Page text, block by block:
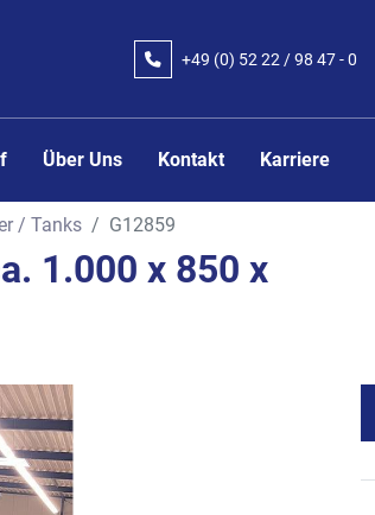
+49 (0) 52 22 / 98 47 - 0
Über Uns Kontakt Karriere
/ Tanks G12859
1.000 x 850 x